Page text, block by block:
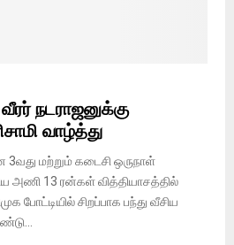
நடராஜனுக்கு
வாழ்த்து
3வது மற்றும் கடைசி ஒருநாள்
அணி 13 ரன்கள் வித்தியாசத்தில்
போட்டியில் சிறப்பாக பந்து வீசிய